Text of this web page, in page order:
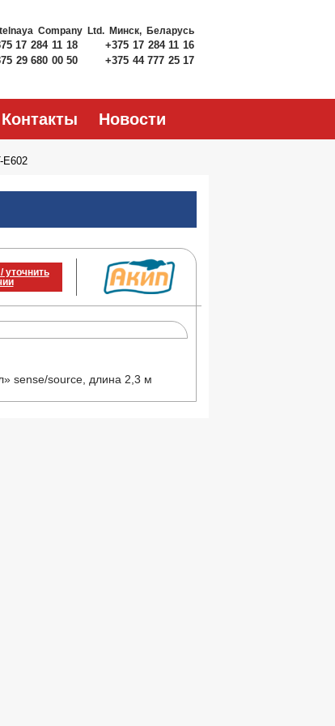
Company Ltd. Минск, Беларусь
17 284 11 18
+375 17 284 11 16
29 680 00 50 +375 44 777 25 17
Контакты Новости
E602
уточнить
sense/source, длина 2,3 м